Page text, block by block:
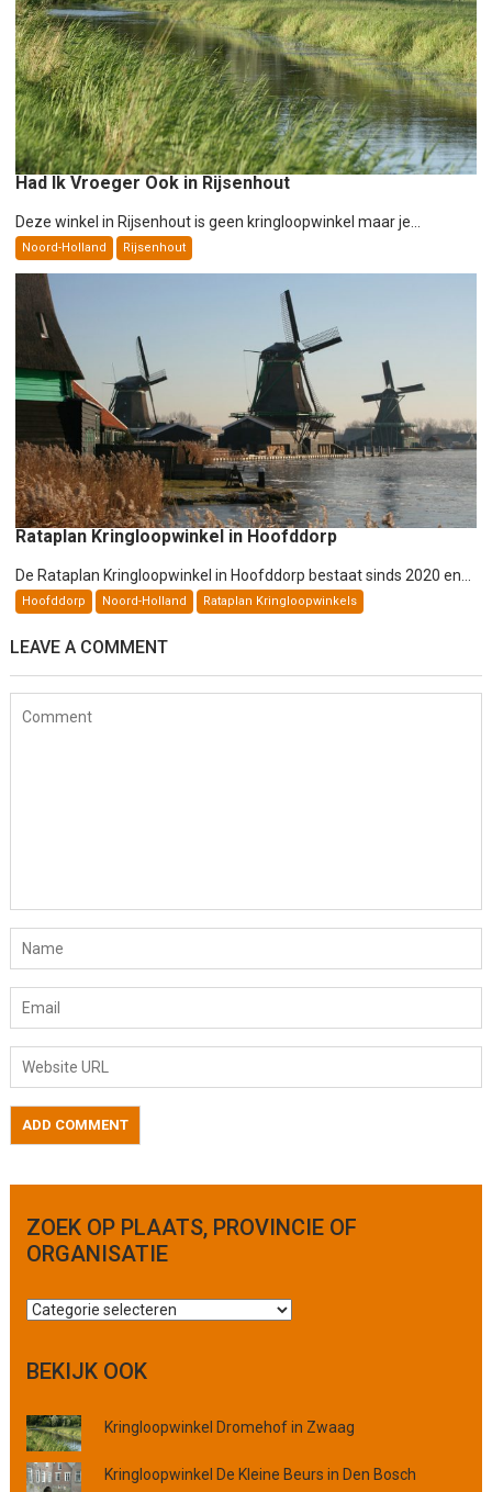
Had Ik Vroeger Ook in Rijsenhout
Deze winkel in Rijsenhout is geen kringloopwinkel maar je...
Noord-Holland Rijsenhout
Rataplan Kringloopwinkel in Hoofddorp
De Rataplan Kringloopwinkel in Hoofddorp bestaat sinds 2020 en...
Hoofddorp Noord-Holland Rataplan Kringloopwinkels
LEAVE A COMMENT
ZOEK OP PLAATS, PROVINCIE OF
ORGANISATIE
Z
k
p
p
l
BEKIJK OOK
Kringloopwinkel Dromehof in Zwaag
Kringloopwinkel De Kleine Beurs in Den Bosch